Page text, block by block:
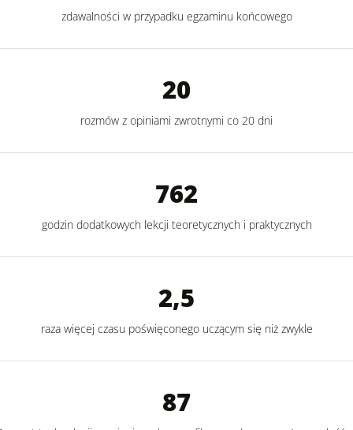
zdawalności w przypadku egzaminu końcowego
20
rozmów z opiniami zwrotnymi co 20 dni
762
godzin dodatkowych lekcji teoretycznych i praktycznych
2,5
raza więcej czasu poświęconego uczącym się niż zwykle
87